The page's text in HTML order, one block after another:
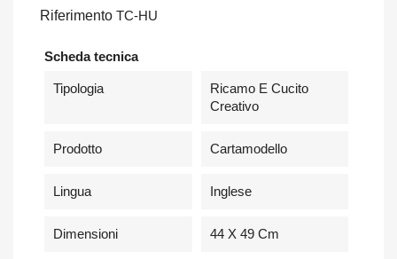
Riferimento TC-HU
Scheda tecnica
Tipologia
Ricamo E Cucito
Creativo
Prodotto Cartamodello
Lingua Inglese
Dimensioni 44 X 49 Cm